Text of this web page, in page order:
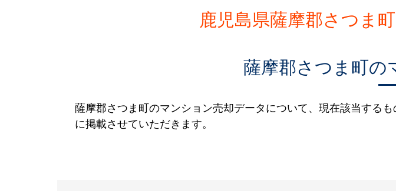
鹿児島県薩摩郡さつま
薩摩郡さつま町の
薩摩郡さつま町のマンション売却データについて、現在該当する
に掲載させていただきます。